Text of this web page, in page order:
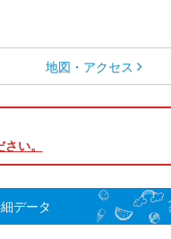
地図・アクセス
い。
データ